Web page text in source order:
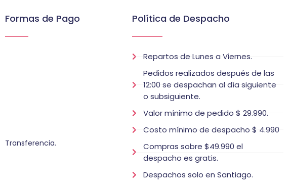
Formas de Pago
Transferencia.
Política de Despacho
Repartos de Lunes a Viernes.
Pedidos realizados después de las
12:00 se despachan al día siguiente
o subsiguiente.
Valor mínimo de pedido $ 29.990.
Costo mínimo de despacho $ 4.990
Compras sobre $49.990 el
despacho es gratis.
Despachos solo en Santiago.